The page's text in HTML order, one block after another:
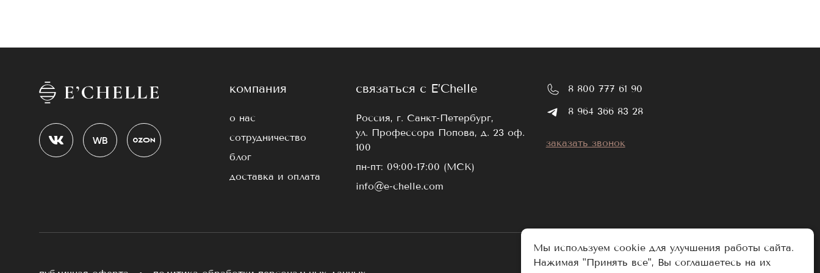
Отличная пигментация от основания волосков и до кончиков;
Не ломаются и хорошо держат форму;
Стойкий цвет, который не выгорает со временем.
На сайте вы можете купить черные ресницы для наращивания в удобных наборах. Все больше мастеров наращивания отдают предпочтение
E’Chelle, потому что мы заботимся о качестве выпускаемых товаров, контролируем производство и упаковку на всех уровнях. Накопленный опыт в
индустрии красоты помог нам создать продукт, который оценят и новички, и профессиональный лешмейкеры.
Заказ и доставка товара
удаленности вашего места жительства. Большие розничные заказы от 4000 рублей доставляем бесплатно.
Если вы затрудняетесь с выбором, специалисты готовы ответить на любые ваши вопросы и проконсультировать по нашему ассортименту. Для
компания
о нас
сотрудничество
блог
доставка и оплата
связаться с E’Chelle
Россия, г. Санкт-Петербург,
ул. Профессора Попова, д. 23 оф.
100
пн-пт: 09:00-17:00 (МСК)
info@e-chelle.com
8 800 777 61 90
8 964 366 83 28
заказать звонок
Мы используем cookie для улучшения работы сайта.
Нажимая "Принять все", Вы соглашаетесь на их